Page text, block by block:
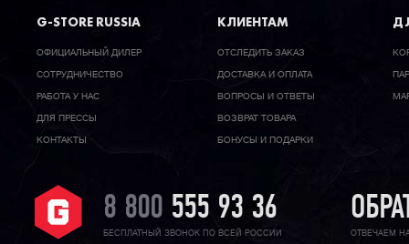
G-STORE RUSSIA
ОФИЦИАЛЬНЫЙ ДИЛЕР
CОТРУДНИЧЕСТВО
РАБОТА У НАС
ДЛЯ ПРЕССЫ
КОНТАКТЫ
КЛИЕНТАМ
ОТСЛЕДИТЬ ЗАКАЗ
ДОСТАВКА И ОПЛАТА
ВОПРОСЫ И ОТВЕТЫ
ВОЗВРАТ ТОВАРА
БОНУСЫ И ПОДАРКИ
8 800 555 93 36
БЕСПЛАТНЫЙ ЗВОНОК ПО ВСЕЙ РОССИИ ОТВЕЧАЕМ